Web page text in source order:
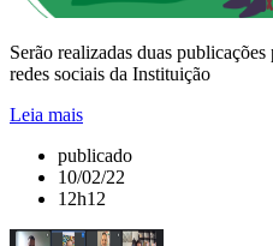
Serão realizadas duas
redes sociais da Instituição
Leia mais
publicado
10/02/22
12h12